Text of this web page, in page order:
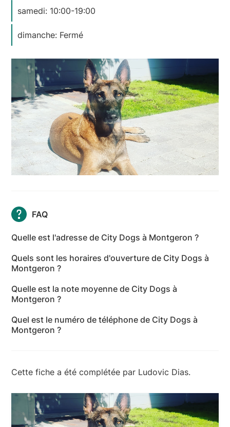
samedi: 10:00-19:00
dimanche: Fermé
FAQ
Quelle est l'adresse de City Dogs à Montgeron ?
des Bons Enfants, 91230 Montgeron - Essonne
Quels sont les horaires d'ouverture de City Dogs à
Montgeron ?
sont les suivants : lundi: Fermé - mardi: 10:00-19:00 -
mercredi: 10:00-19:00 - jeudi: 10:00-19:00 - vendredi:
10:00-19:00 - samedi: 10:00-19:00 - dimanche: Fermé
Quelle est la note moyenne de City Dogs à
Montgeron ?
moyenne de 4,7 sur 5.
Quel est le numéro de téléphone de City Dogs à
Montgeron ?
Cette fiche a été complétée par Ludovic Dias.